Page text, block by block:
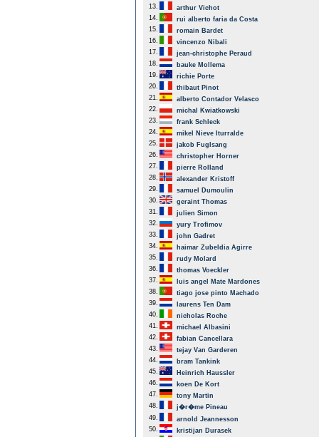
13.
arthur Vichot
14.
rui alberto faria da Costa
15.
romain Bardet
16.
vincenzo Nibali
17.
jean-christophe Peraud
18.
bauke Mollema
19.
richie Porte
20.
thibaut Pinot
21.
alberto Contador Velasco
22.
michal Kwiatkowski
23.
frank Schleck
24.
mikel Nieve Iturralde
25.
jakob Fuglsang
26.
christopher Horner
27.
pierre Rolland
28.
alexander Kristoff
29.
samuel Dumoulin
30.
geraint Thomas
31.
julien Simon
32.
yury Trofimov
33.
john Gadret
34.
haimar Zubeldia Agirre
35.
rudy Molard
36.
thomas Voeckler
37.
luis angel Mate Mardones
38.
tiago jose pinto Machado
39.
laurens Ten Dam
40.
nicholas Roche
41.
michael Albasini
42.
fabian Cancellara
43.
tejay Van Garderen
44.
bram Tankink
45.
Heinrich Haussler
46.
koen De Kort
47.
tony Martin
48.
j�r�me Pineau
49.
arnold Jeannesson
50.
kristijan Durasek